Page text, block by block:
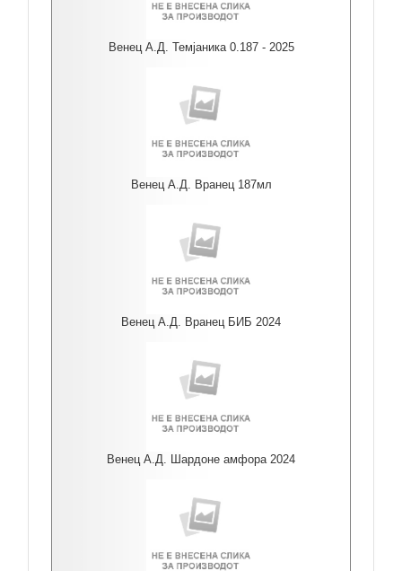
Венец А.Д. Темјаника 0.187 - 2025
Венец А.Д. Вранец 187мл
Венец А.Д. Вранец БИБ 2024
Венец А.Д. Шардоне амфора 2024